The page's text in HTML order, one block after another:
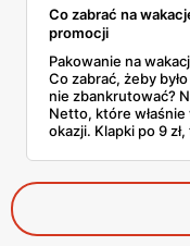
Co zabrać na
promocji
Pakowanie na wakacje potrafi przyprawić o zawrót
Co zabrać, żeby
nie zbankrutować?
Netto, które
okazji. Klapki po 9
wszystko, co warto
promocyjnych
urlopowym!
wrzucić do koszyka
gofry z budki.